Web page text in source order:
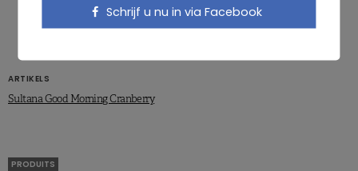
ARTIKELS
Sultana Good Morning Cranberry
PRODUITS
Schrijf u nu in via Facebook